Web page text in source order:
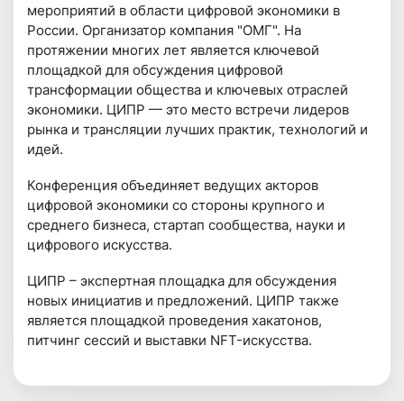
мероприятий в области цифровой экономики в
России. Организатор компания "ОМГ". На
протяжении многих лет является ключевой
площадкой для обсуждения цифровой
трансформации общества и ключевых отраслей
экономики. ЦИПР — это место встречи лидеров
рынка и трансляции лучших практик, технологий и
идей.
Конференция объединяет ведущих акторов
цифровой экономики со стороны крупного и
среднего бизнеса, стартап сообщества, науки и
цифрового искусства.
ЦИПР – экспертная площадка для обсуждения
новых инициатив и предложений. ЦИПР также
является площадкой проведения хакатонов,
питчинг сессий и выставки NFT-искусства.